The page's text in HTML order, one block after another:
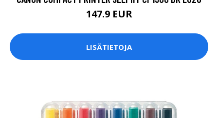
147.9 EUR
LISÄTIETOJA